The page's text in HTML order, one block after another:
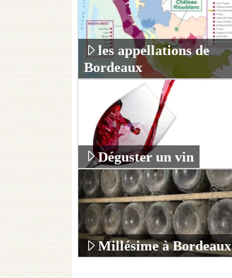
les appellations de
Bordeaux
Déguster un vin
Millésime à Bordeaux